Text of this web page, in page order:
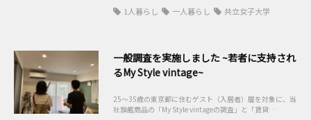
1人暮らし 一人暮らし 共立女子大学
一般調査を実施しました ~若者に支持され
るMy Style vintage~
25～35歳の東京都に住むゲスト（入居者）層を対象に、当
社旗艦商品の「My Style vintageの調査」と「賃貸…